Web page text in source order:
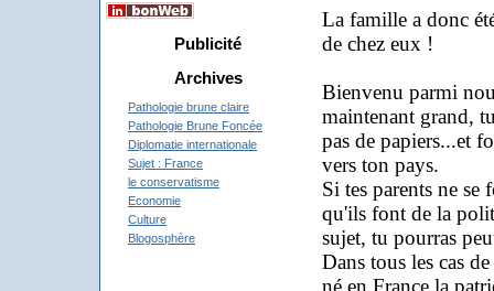
Publicité
Archives
Pathologie brune claire
Pathologie Brune Foncée
Diplomatie internationale
Sujet : France
le conservatisme
Economie
Culture
Blogosphère
La famille a donc
de chez eux !
Bienvenu parmi
maintenant grand,
pas de papiers...et
vers ton pays.
Si tes parents ne
qu'ils font de la
sujet, tu pourras
Dans tous les cas
né en France la